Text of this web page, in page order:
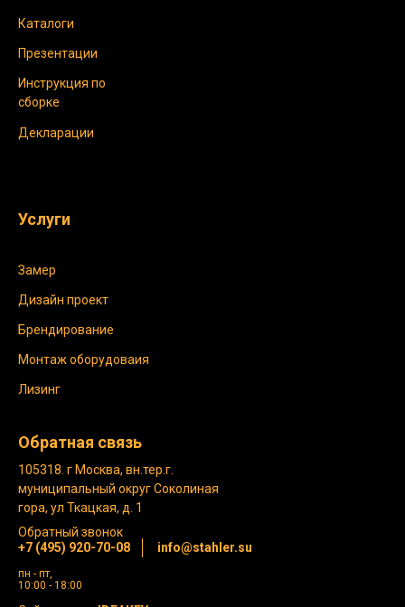
Обратная связь
info@stahler.su
пн - пт,
10:00 - 18:00
Каталоги
Инструкция по
сборке
Услуги
Декларации
Обратный звонок
105318. г Москва, вн.тер.г.
муниципальный округ Соколиная
гора, ул Ткацкая, д. 1
Замер
Монтаж оборудоваия
Презентации
+7 (495) 920-70-08
Дизайн проект
Лизинг
Брендирование